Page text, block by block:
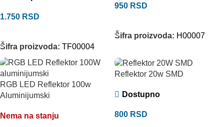
1.750 RSD
Šifra proizvoda: TF00004
950 RSD
Šifra proizvoda: H00007
RGB LED Reflektor 100w
Aluminijumski
Nema na stanju
Reflektor 20w SMD
Dostupno
800 RSD